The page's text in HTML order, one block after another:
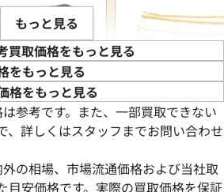
もっと見る
買取価格をもっと見る
をもっと見る
格をもっと見る
参考です。また、一部買取できない
、詳しくはスタッフまでお問い合わせ
の相場、市場流通価格および当社取
目安価格です。実際の買取価格を保証